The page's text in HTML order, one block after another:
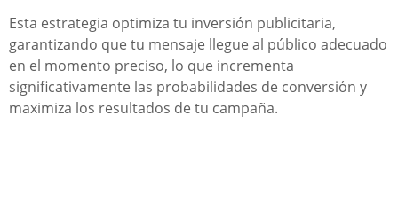
Esta estrategia optimiza tu inversión publicitaria,
garantizando que tu mensaje llegue al público adecuado
en el momento preciso, lo que incrementa
significativamente las probabilidades de conversión y
maximiza los resultados de tu campaña.